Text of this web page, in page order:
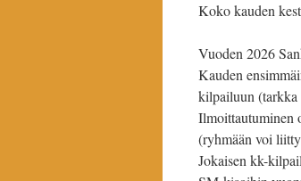
Koko kauden
Vuoden 2026
Kauden
kilpailuun (tarkka
Ilmoittautuminen
(ryhmään voi
Jokaisen kk-